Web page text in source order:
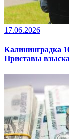
17.06.2026
Калининградка
Приставы